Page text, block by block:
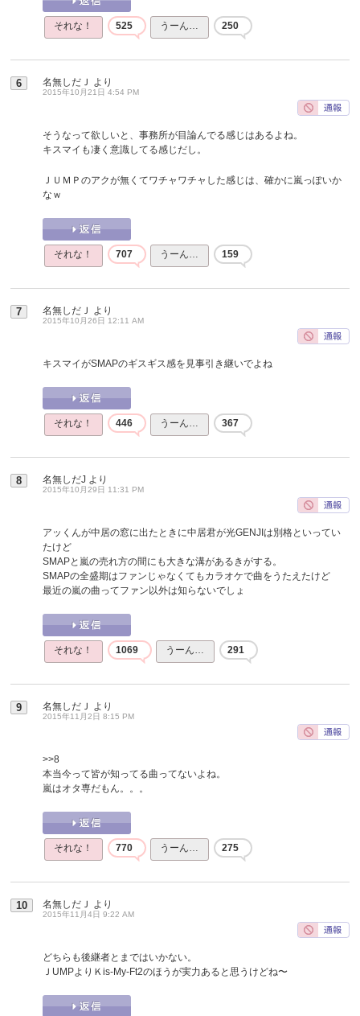
それな！ 525 うーん… 250
6 名無しだＪ より
2015年10月21日 4:54 PM
そうなって欲しいと、事務所が目論んでる感じはあるよね。
キスマイも凄く意識してる感じだし。
ＪＵＭＰのアクが無くてワチャワチャした感じは、確かに嵐っぽいか
なｗ
それな！ 707 うーん… 159
7 名無しだＪ より
2015年10月26日 12:11 AM
キスマイがSMAPのギスギス感を見事引き継いでよね
それな！ 446 うーん… 367
8 名無しだJ より
2015年10月29日 11:31 PM
アッくんが中居の窓に出たときに中居君が光GENJIは別格といってい
たけど
SMAPと嵐の売れ方の間にも大きな溝があるきがする。
SMAPの全盛期はファンじゃなくてもカラオケで曲をうたえたけど
最近の嵐の曲ってファン以外は知らないでしょ
それな！ 1069 うーん… 291
9 名無しだＪ より
2015年11月2日 8:15 PM
>>8
本当今って皆が知ってる曲ってないよね。
嵐はオタ専だもん。。。
それな！ 770 うーん… 275
10 名無しだＪ より
2015年11月4日 9:22 AM
どちらも後継者とまではいかない。
ＪUMPよりＫis-My-Ft2のほうが実力あると思うけどね〜